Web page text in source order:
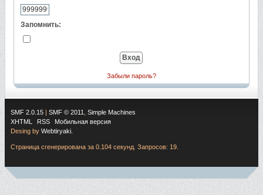
Запомнить:
Забыли пароль?
SMF 2.0.15 SMF © 2011
Simple Machines
XHTML
RSS
Мобильная версия
Desing by Webtiryaki.
Страница сгенерирована за 0.104 секунд. Запросов: 19.